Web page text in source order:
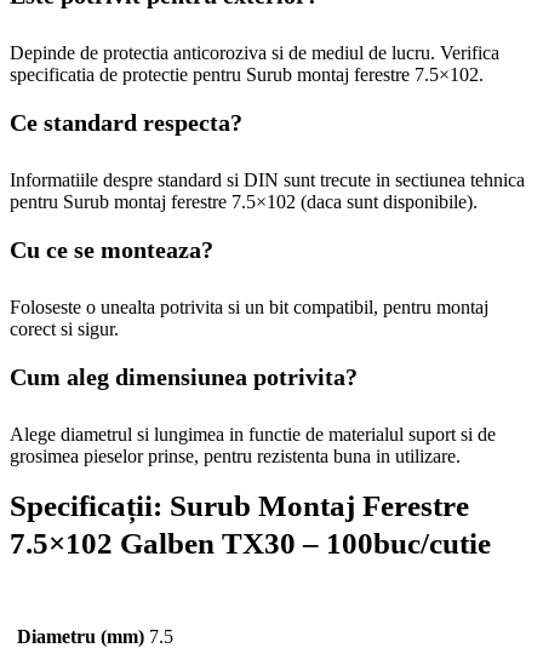
Depinde de protectia anticoroziva si de mediul de lucru. Verifica
specificatia de protectie pentru Surub montaj ferestre 7.5×102.
Ce standard respecta?
Informatiile despre standard si DIN sunt trecute in sectiunea tehnica
pentru Surub montaj ferestre 7.5×102 (daca sunt disponibile).
Cu ce se monteaza?
Foloseste o unealta potrivita si un bit compatibil, pentru montaj
corect si sigur.
Cum aleg dimensiunea potrivita?
Alege diametrul si lungimea in functie de materialul suport si de
grosimea pieselor prinse, pentru rezistenta buna in utilizare.
Specificații: Surub Montaj Ferestre
7.5×102 Galben TX30 – 100buc/cutie
Diametru (mm) 7.5